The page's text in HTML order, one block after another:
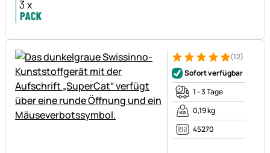
Bewertung: 5 von 5 (12
12 Bewertungen (12)
Sofort verfügbar
1 - 3 Tage
0,19 kg
45270